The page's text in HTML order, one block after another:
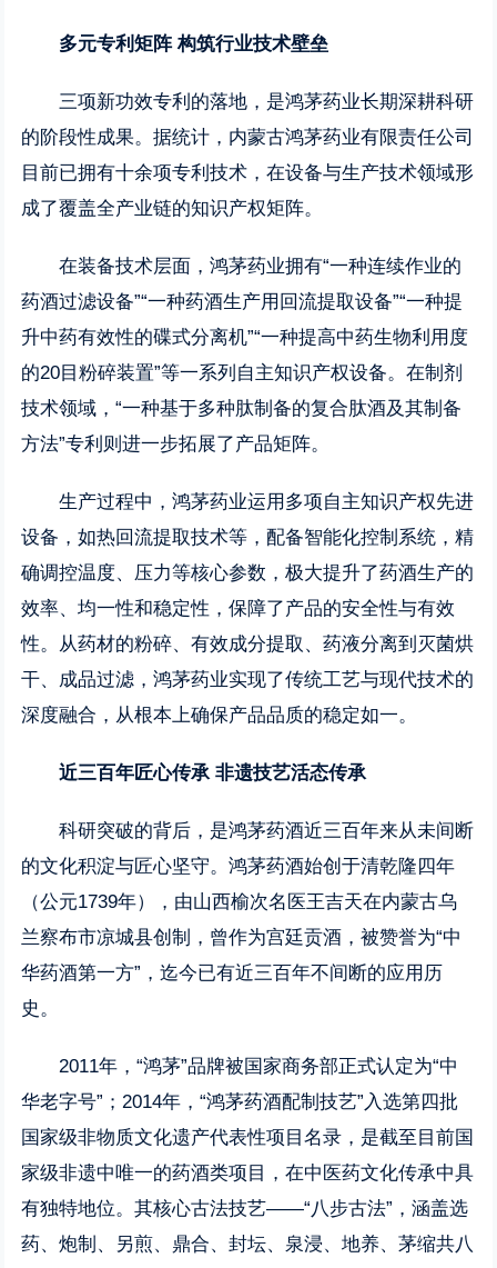
多元专利矩阵 构筑行业技术壁垒
三项新功效专利的落地，是鸿茅药业长期深耕科研
的阶段性成果。据统计，内蒙古鸿茅药业有限责任公司
目前已拥有十余项专利技术，在设备与生产技术领域形
成了覆盖全产业链的知识产权矩阵。
在装备技术层面，鸿茅药业拥有“一种连续作业的
药酒过滤设备”“一种药酒生产用回流提取设备”“一种提
升中药有效性的碟式分离机”“一种提高中药生物利用度
的20目粉碎装置”等一系列自主知识产权设备。在制剂
技术领域，“一种基于多种肽制备的复合肽酒及其制备
方法”专利则进一步拓展了产品矩阵。
生产过程中，鸿茅药业运用多项自主知识产权先进
设备，如热回流提取技术等，配备智能化控制系统，精
确调控温度、压力等核心参数，极大提升了药酒生产的
效率、均一性和稳定性，保障了产品的安全性与有效
性。从药材的粉碎、有效成分提取、药液分离到灭菌烘
干、成品过滤，鸿茅药业实现了传统工艺与现代技术的
深度融合，从根本上确保产品品质的稳定如一。
近三百年匠心传承 非遗技艺活态传承
科研突破的背后，是鸿茅药酒近三百年来从未间断
的文化积淀与匠心坚守。鸿茅药酒始创于清乾隆四年
（公元1739年），由山西榆次名医王吉天在内蒙古乌
兰察布市凉城县创制，曾作为宫廷贡酒，被赞誉为“中
华药酒第一方”，迄今已有近三百年不间断的应用历
史。
2011年，“鸿茅”品牌被国家商务部正式认定为“中
华老字号”；2014年，“鸿茅药酒配制技艺”入选第四批
国家级非物质文化遗产代表性项目名录，是截至目前国
家级非遗中唯一的药酒类项目，在中医药文化传承中具
有独特地位。其核心古法技艺——“八步古法”，涵盖选
药、炮制、另煎、鼎合、封坛、泉浸、地养、茅缩共八